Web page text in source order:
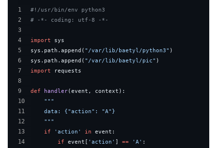
1 #!/usr/bin/env python3
2 # -*- coding: utf-8 -*-
3
4
import
5 sys . path . append ( "/var/lib/baetyl/python3" )
6 sys . path . append ( "/var/lib/baetyl/pic" )
7 import
8
9
def handler( event , context ) :
10
11
12
    """
13 if 'action' in event :
14 if event 'action' == 'A' :